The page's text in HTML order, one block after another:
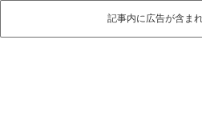
記事内に広告が含ま